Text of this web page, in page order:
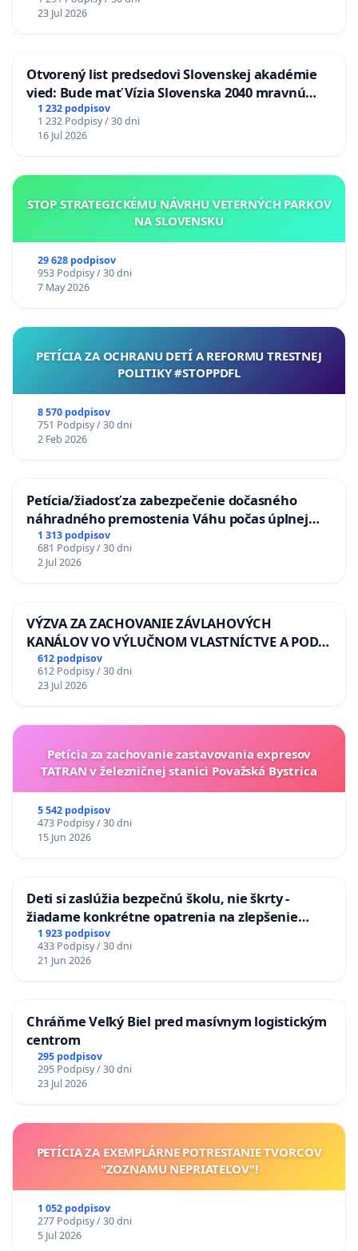
23 Jul 2026
Otvorený list predsedovi Slovenskej akadémie
vied: Bude mať Vízia Slovenska 2040 mravnú
chrbticu?
1 232 podpisov
1 232 Podpisy / 30 dni
16 Jul 2026
STOP STRATEGICKÉMU NÁVRHU VETERNÝCH PARKOV
NA SLOVENSKU
29 628 podpisov
953 Podpisy / 30 dni
7 May 2026
PETÍCIA ZA OCHRANU DETÍ A REFORMU TRESTNEJ
POLITIKY #STOPPDFL
8 570 podpisov
751 Podpisy / 30 dni
2 Feb 2026
Petícia/žiadosť za zabezpečenie dočasného
náhradného premostenia Váhu počas úplnej
uzávery Vážskeho mosta v Komárne
1 313 podpisov
681 Podpisy / 30 dni
2 Jul 2026
VÝZVA ZA ZACHOVANIE ZÁVLAHOVÝCH
KANÁLOV VO VÝLUČNOM VLASTNÍCTVE A POD
KONTROLOU SLOVENSKEJ REPUBLIKY & žiadosť
na riešenie zanedbaného stavu závlahových a
odvodňovacích kanálov na Slovensku
612 podpisov
612 Podpisy / 30 dni
23 Jul 2026
Petícia za zachovanie zastavovania expresov
TATRAN v železničnej stanici Považská Bystrica
5 542 podpisov
473 Podpisy / 30 dni
15 Jun 2026
Deti si zaslúžia bezpečnú školu, nie škrty -
žiadame konkrétne opatrenia na zlepšenie
situácie v školstve
1 923 podpisov
433 Podpisy / 30 dni
21 Jun 2026
Chráňme Veľký Biel pred masívnym logistickým
centrom
295 podpisov
295 Podpisy / 30 dni
23 Jul 2026
PETÍCIA ZA EXEMPLÁRNE POTRESTANIE TVORCOV
"ZOZNAMU NEPRIATEĽOV"!
1 052 podpisov
277 Podpisy / 30 dni
5 Jul 2026